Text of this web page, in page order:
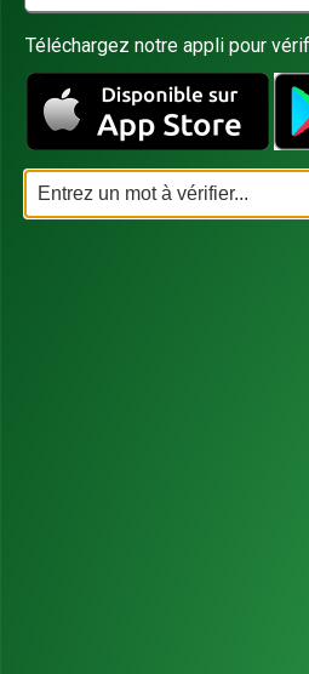
Téléchargez notre appli pour